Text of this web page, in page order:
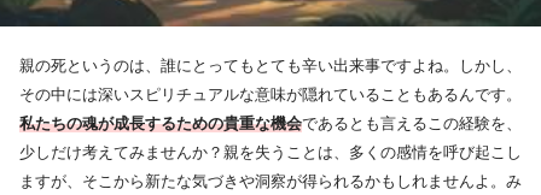
親の死というのは、誰にとってもとても辛い出来事ですよね。しかし、
その中には深いスピリチュアルな意味が隠れていることもあるんです。
私たちの魂が成長するための貴重な機会であるとも言えるこの経験を、
少しだけ考えてみませんか？親を失うことは、多くの感情を呼び起こし
ますが、そこから新たな気づきや洞察が得られるかもしれませんよ。み